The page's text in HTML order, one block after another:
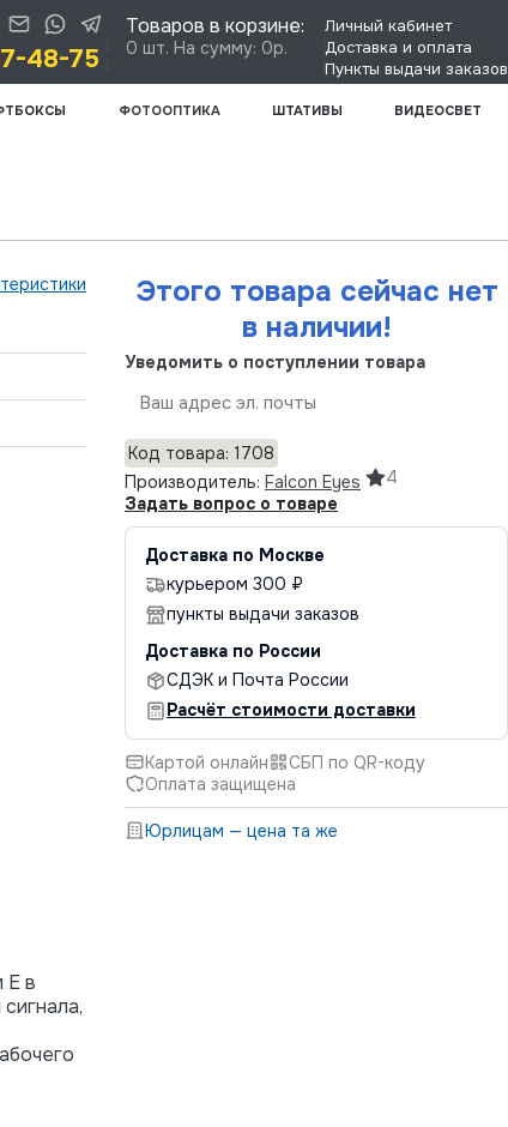
Личный кабинет
Доставка и оплата
Пункты выдачи заказов
Товаров в корзине:
0 шт. На сумму: 0р.
48-75
ФОТООПТИКА ШТАТИВЫ ВИДЕОСВЕТ
Этого товара сейчас нет
в наличии!
Уведомить о поступлении товара
Код товара: 1708
Производитель: Falcon Eyes
4
Задать вопрос о товаре
Доставка по Москве
курьером 300 ₽
пункты выдачи заказов
Доставка по России
СДЭК и Почта России
Расчёт стоимости доставки
Картой онлайн
СБП по QR-коду
Оплата защищена
Юрлицам — цена та же
E в